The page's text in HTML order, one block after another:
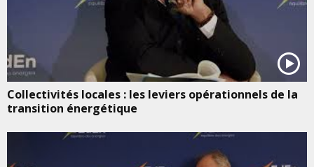
Collectivités locales : les leviers opérationnels de la
transition énergétique